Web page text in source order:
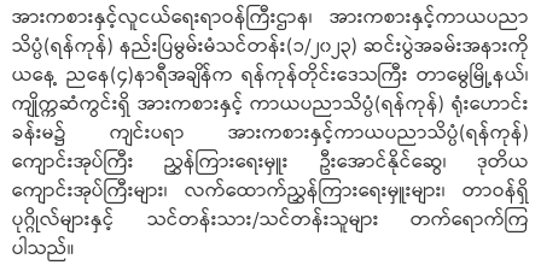
အားကစားနှင့်လူငယ်ရေးရာဝန်ကြီးဌာန၊ အားကစားနှင့်ကာယပညာ
သိပ္ပံ(ရန်ကုန်) နည်းပြမွမ်းမံသင်တန်း(၁/၂၀၂၃) ဆင်းပွဲအခမ်းအနားကို
ယနေ့ ညနေ(၄)နာရီအချိန်က ရန်ကုန်တိုင်းဒေသကြီး တာမွေမြို့နယ်၊
ကျိုက္ကဆံကွင်းရှိ အားကစားနှင့် ကာယပညာသိပ္ပံ(ရန်ကုန်) ရုံးဟောင်း
ခန်းမ၌ ကျင်းပရာ အားကစားနှင့်ကာယပညာသိပ္ပံ(ရန်ကုန်)
ကျောင်းအုပ်ကြီး ညွှန်ကြားရေးမှူး ဦးအောင်နိုင်ဆွေ၊ ဒုတိယ
ကျောင်းအုပ်ကြီးများ၊ လက်ထောက်ညွှန်ကြားရေးမှူးများ၊ တာဝန်ရှိ
ပုဂ္ဂိုလ်များနှင့် သင်တန်းသား/သင်တန်းသူများ တက်ရောက်ကြ
ပါသည်။